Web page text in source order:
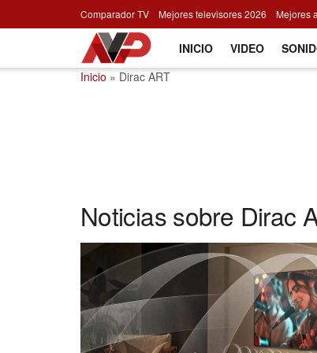
Comparador TV Mejores televisores 2026 Mejores
INICIO VIDEO
Inicio » Dirac ART
Noticias sobre Dirac